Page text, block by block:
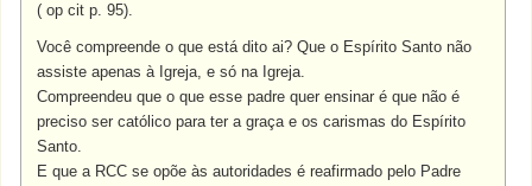
( op cit p. 95).
Você compreende o que está dito ai? Que o Espírito Santo não
assiste apenas à Igreja, e só na Igreja.
Compreendeu que o que esse padre quer ensinar é que não é
preciso ser católico para ter a graça e os carismas do Espírito
Santo.
E que a RCC se opõe às autoridades é reafirmado pelo Padre